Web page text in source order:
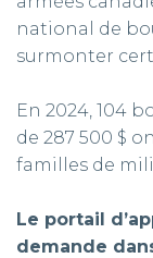
national de
surmonter
En 2024, 104
de 287 500 $
familles de
Le portail
demande